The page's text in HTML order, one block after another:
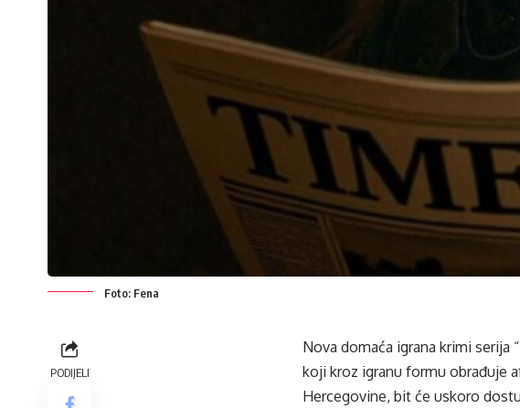
Foto: Fena
PODIJELI
Nova domaća igrana krimi serija
koji kroz igranu formu obrađuje
Hercegovine, bit će uskoro